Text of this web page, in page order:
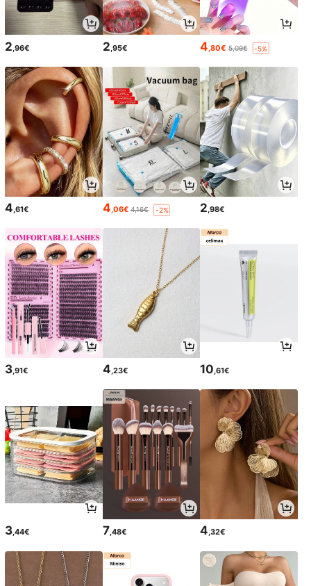
2 ,96€ 2 ,95€ 4 ,80€ 5,09€ -5%
4,61€ 4,06€ 4,16€ -2% 2,98€
3,91€ 4,23€ 10,61€
3,44€ 7,48€ 4,32€